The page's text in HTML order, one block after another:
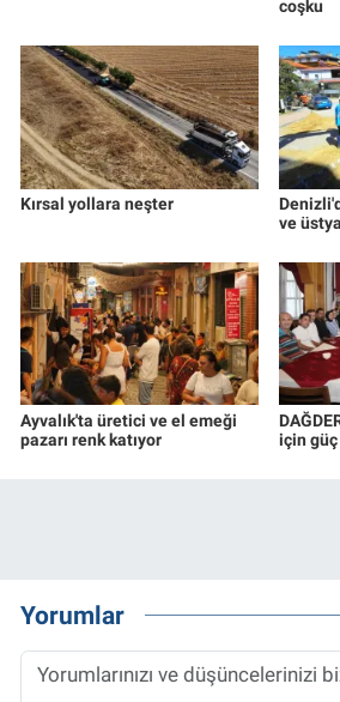
coşku
Kırsal yollara neşter
ve
Ayvalık'ta üretici ve el emeği
pazarı renk katıyor
için
Yorumlar